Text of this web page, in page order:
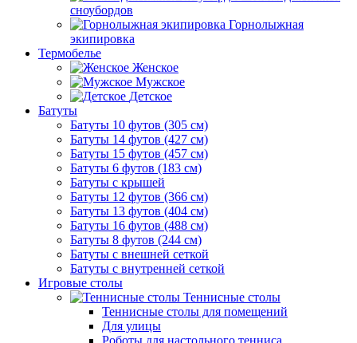
сноубордов
Горнолыжная
экипировка
Термобелье
Женское
Мужское
Детское
Батуты
Батуты 10 футов (305 см)
Батуты 14 футов (427 см)
Батуты 15 футов (457 см)
Батуты 6 футов (183 см)
Батуты с крышей
Батуты 12 футов (366 см)
Батуты 13 футов (404 см)
Батуты 16 футов (488 см)
Батуты 8 футов (244 см)
Батуты с внешней сеткой
Батуты с внутренней сеткой
Игровые столы
Теннисные столы
Теннисные столы для помещений
Для улицы
Роботы для настольного тенниса